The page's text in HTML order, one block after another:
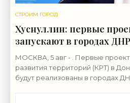
СТРОИМ ГОРОД
Хуснуллин: первые
запускают в городах
«Строительство»
МОСКВА, 5 авг - . Первые
развития территорий (КРТ) в
будут реализованы в городах